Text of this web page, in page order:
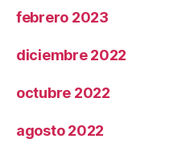
febrero 2023
diciembre 2022
octubre 2022
agosto 2022